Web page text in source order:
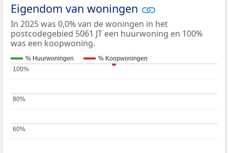
Eigendom van woningen
In 2025 was 0,0% van de woningen in het
postcodegebied 5061 JT een huurwoning en 100%
was een koopwoning.
% Huurwoningen % Koopwoningen
60%
60%
80%
80%
100%
100%